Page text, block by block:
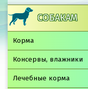
СОБАКАМ
Корма
Консервы, влажники
Лечебные корма